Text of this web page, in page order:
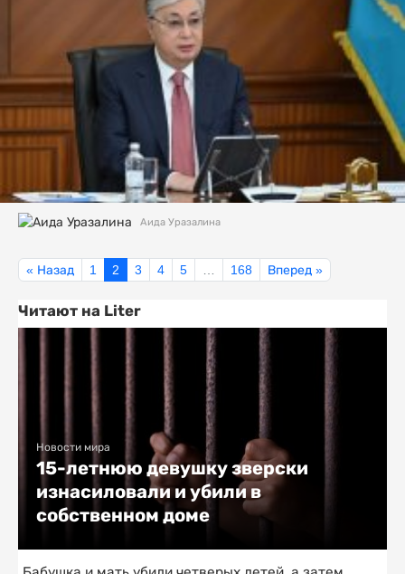
Аида Уразалина
« Назад 1 2 3 4 5 … 168 Вперед »
Читают на Liter
Новости мира
15-летнюю девушку зверски
изнасиловали и убили в
собственном доме